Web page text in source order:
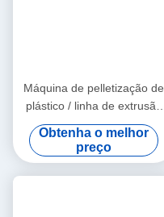
Máquina de pelletização de
plástico / linha de extrusão
de grânulos de PVC
Obtenha o melhor
preço